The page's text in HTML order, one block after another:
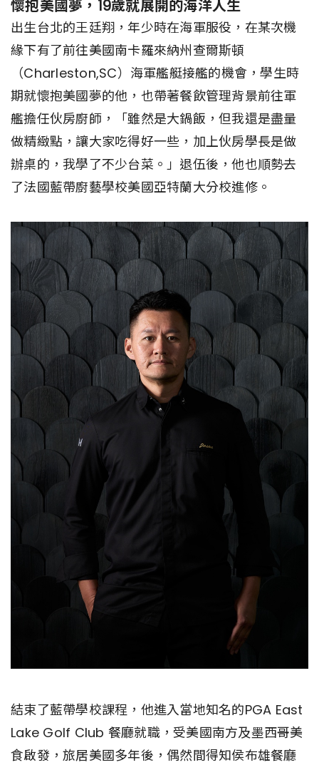
懷抱美國夢，19歲就展開的海洋人生
出生台北的王廷翔，年少時在海軍服役，在某次機
緣下有了前往美國南卡羅來納州查爾斯頓
（Charleston,SC）海軍艦艇接艦的機會，學生時
期就懷抱美國夢的他，也帶著餐飲管理背景前往軍
艦擔任伙房廚師，「雖然是大鍋飯，但我還是盡量
做精緻點，讓大家吃得好一些，加上伙房學長是做
辦桌的，我學了不少台菜。」退伍後，他也順勢去
了法國藍帶廚藝學校美國亞特蘭大分校進修。
結束了藍帶學校課程，他進入當地知名的PGA East
Lake Golf Club 餐廳就職，受美國南方及墨西哥美
食啟發，旅居美國多年後，偶然間得知侯布雄餐廳